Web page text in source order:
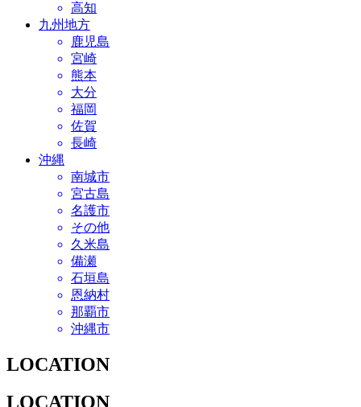
高知
九州地方
鹿児島
宮崎
熊本
大分
福岡
佐賀
長崎
沖縄
南城市
宮古島
名護市
その他
久米島
備瀬
石垣島
恩納村
那覇市
沖縄市
LOCATION
LOCATION